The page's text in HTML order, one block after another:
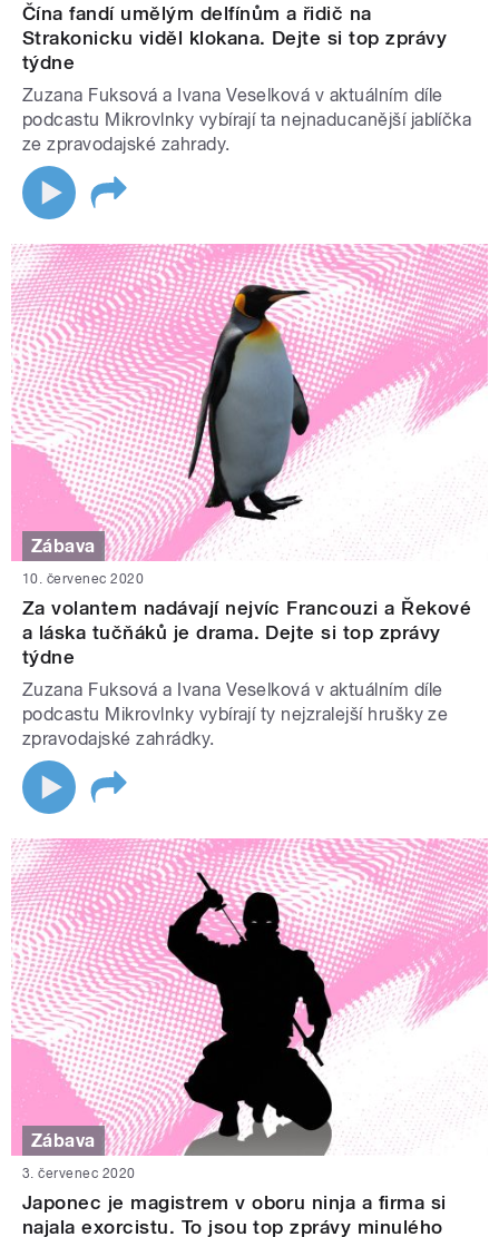
Čína fandí umělým delfínům a řidič na
Strakonicku viděl klokana. Dejte si top zprávy
týdne
Zuzana Fuksová a Ivana Veselková v aktuálním díle
podcastu Mikrovlnky vybírají ta nejnaducanější jablíčka
ze zpravodajské zahrady.
Zábava
10. červenec 2020
Za volantem nadávají nejvíc Francouzi a Řekové
a láska tučňáků je drama. Dejte si top zprávy
týdne
Zuzana Fuksová a Ivana Veselková v aktuálním díle
podcastu Mikrovlnky vybírají ty nejzralejší hrušky ze
zpravodajské zahrádky.
Zábava
3. červenec 2020
Japonec je magistrem v oboru ninja a firma si
najala exorcistu. To jsou top zprávy minulého